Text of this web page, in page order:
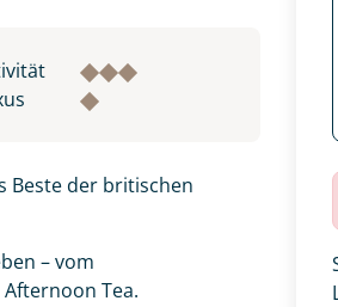
Beste der britischen
– vom
Tea.
wie Sie. Teilen Sie uns
Weitere zu besprechen.